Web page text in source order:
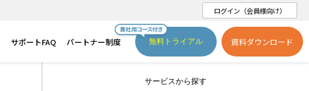
ログイン（会員様向け）
サポートFAQ パートナー制度 無料トライアル 資料ダウンロード
サービスから探す